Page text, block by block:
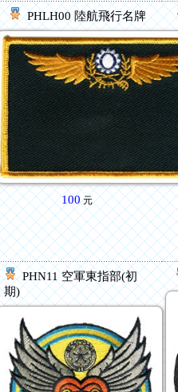
PHLH00 陸航飛行名牌
100元
PHN11 空軍東指部(初
期)